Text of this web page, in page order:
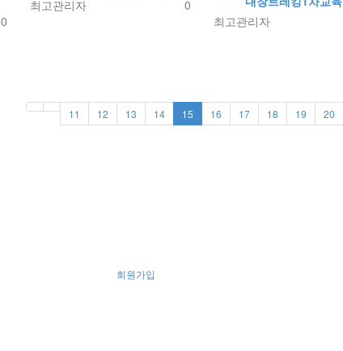
0
최고관리자
0
최고관리자
11 12 13 14 15 16 17 18 19 20
회원가입